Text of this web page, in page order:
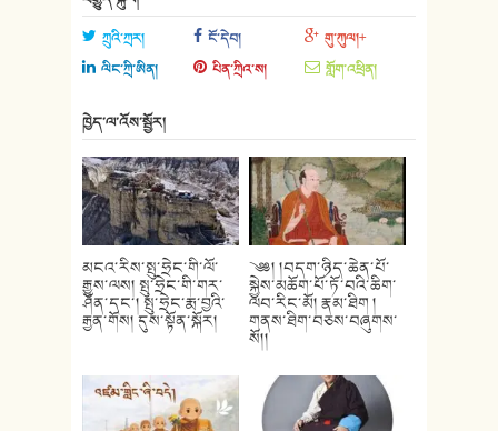
ཀྲུའི་ཀྲར། ངོ་དེབ།
གུ་ཀུལ།+
ལིང་ཀྲི་ཨིན།
པིན་ཀྲིའ་ས། གློག་འཕྲིན།
ཁྱེད་ལ་འོས་སྦྱོར།
མངའ་རིས་སྤུ་ཧྲེང་གི་ལོ་
རྒྱུས་ལས། སྤུ་ཧྲེང་གི་གར་
ཤོན་དང་། སྤུ་ཧྲེང་རྨ་བྱའི་
རྒྱན་གོས། དུས་སྟོན་སྐོར།
༄༅། །བདག་ཉིད་ཆེན་པོ་
སྐྱེས་མཆོག་པོ་ཏོ་བའི་ཆིག་
ལབ་རིང་མོ། རྣམ་ཐིག །
གནས་ཐིག་བཅས་བཞུགས་
སོ།།